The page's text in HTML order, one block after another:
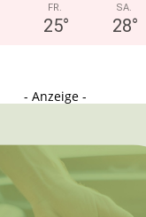
FR.
25°
SA.
28°
- Anzeige -